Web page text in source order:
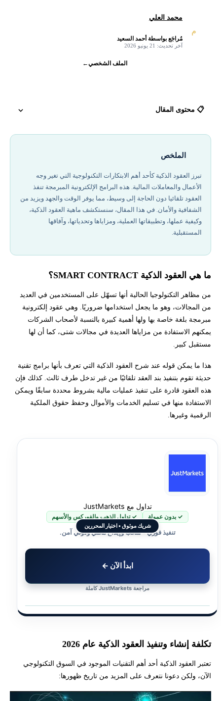
م
محمد العلي
مُراجَع بواسطة أحمد السعيد
آخر تحديث: 21 يونيو 2026
الملف الشخصي←
📋 محتوى المقال
كيف تعمل العقود الذكية على شبكة الإيثريم؟
تطبيقات SMART CONTRACT في العالم الحقيقي
مميزات استخدام العقود الذكية
تحديات وعيوب العقود الذكية
مستقبل SMART CONTRACT وتأثيرها على الصناعات المختلفة
كيفية إنشاء وتطوير العقود الذكية على شبكة الإيثروم
الأمان والتحديات التقنية للعقود الذكية
اللغات البرمجية المستخدمة في كتابة العقود الذكية
الملخص
تبرز العقود الذكية كأحد أهم الابتكارات التكنولوجية التي تغير وجه
الأعمال والمعاملات المالية. هذه البرامج الإلكترونية المبرمجة تنفذ
العقود تلقائيا دون الحاجة إلى وسيط، مما يوفر الوقت والجهد ويزيد من
الشفافية والأمان. في هذا المقال، سنستكشف ماهية العقود الذكية،
وكيفية عملها، وتطبيقاتها العملية، ومزاياها وتحدياتها، وآفاقها
المستقبلية.
ما هي العقود الذكية SMART CONTRACT؟
من مظاهر التكنولوجيا الحالية أنها تسهّل على المستخدمين في العديد
من المجالات، وهو ما يجعل استخدامها ضروريًا. وهي عقود إلكترونية
مبرمجة بلغة خاصة بها ولها أهمية كبيرة بالنسبة لأصحاب الشركات
يمكنهم الاستفادة من مزاياها العديدة في مجالات شتى، كما أن لها
مستقبل كبير.
هذا ما يمكن قوله عند شرح العقود الذكية التي تعرف بأنها برامج تقنية
حديثة تقوم بتنفيذ بند العقد تلقائيًا من غير تدخل طرف ثالث. كذلك فإن
هذه العقود قادرة على تنفيذ عمليات مالية بشروط محددة سابقًا ويمكن
الاستفادة منها في تسليم الخدمات والأموال وحفظ حقوق الملكية
الرقمية وغيرها.
شريك موثوق • اختيار المحررين
تداول مع JustMarkets
✓ بدون عمولة ✓ تداول الذهب والفوركس والأسهم
تنفيذ فوري • سحب وإيداع محلي ودولي آمن.
ابدأ الآن ←
مراجعة JustMarkets كاملة
تكلفة إنشاء وتنفيذ العقود الذكية عام 2026
تعتبر العقود الذكية أحد أهم التقنيات الموجود في السوق التكنولوجي
الآن، ولكن دعونا نتعرف على المزيد من تاريخ ظهورها: